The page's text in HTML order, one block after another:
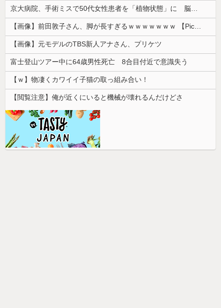
京大病院、手術ミスで50代女性患者を「植物状態」に 脳腫瘍摘出手術で腫瘍の無い部位を摘出してしまう
【画像】前田敦子さん、脚が長すぎるｗｗｗｗｗｗｗ 【Pickup07091615】
【画像】元モデルのTBS新人アナさん、プリケツ
富士登山ツアー中に64歳男性死亡 8合目付近で意識失う
【ｗ】物凄くカワイイ子猫の取っ組み合い！
【閲覧注意】俺が近くにいると機械が壊れるんだけどさ